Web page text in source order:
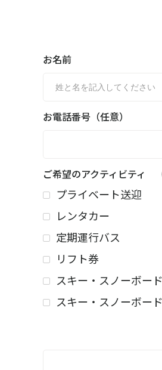
お名前
お電話番号（任意）
ご希望のアクティビティ
プライベート送迎
レンタカー
定期運行バス
リフト券
スキー・スノーボー
スキー・スノーボー